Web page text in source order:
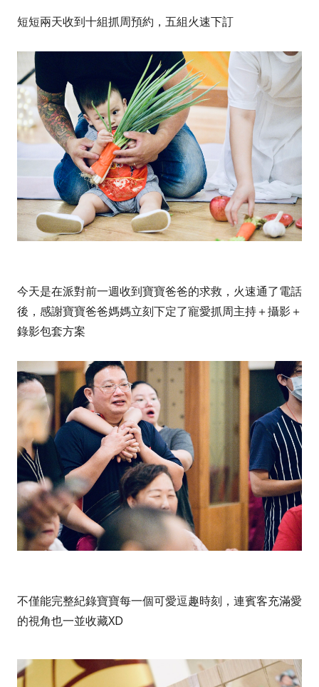
短短兩天收到十組抓周預約，五組火速下訂
今天是在派對前一週收到寶寶爸爸的求救，火速通了電話
後，感謝寶寶爸爸媽媽立刻下定了寵愛抓周主持＋攝影＋
錄影包套方案
不僅能完整紀錄寶寶每一個可愛逗趣時刻，連賓客充滿愛
的視角也一並收藏XD